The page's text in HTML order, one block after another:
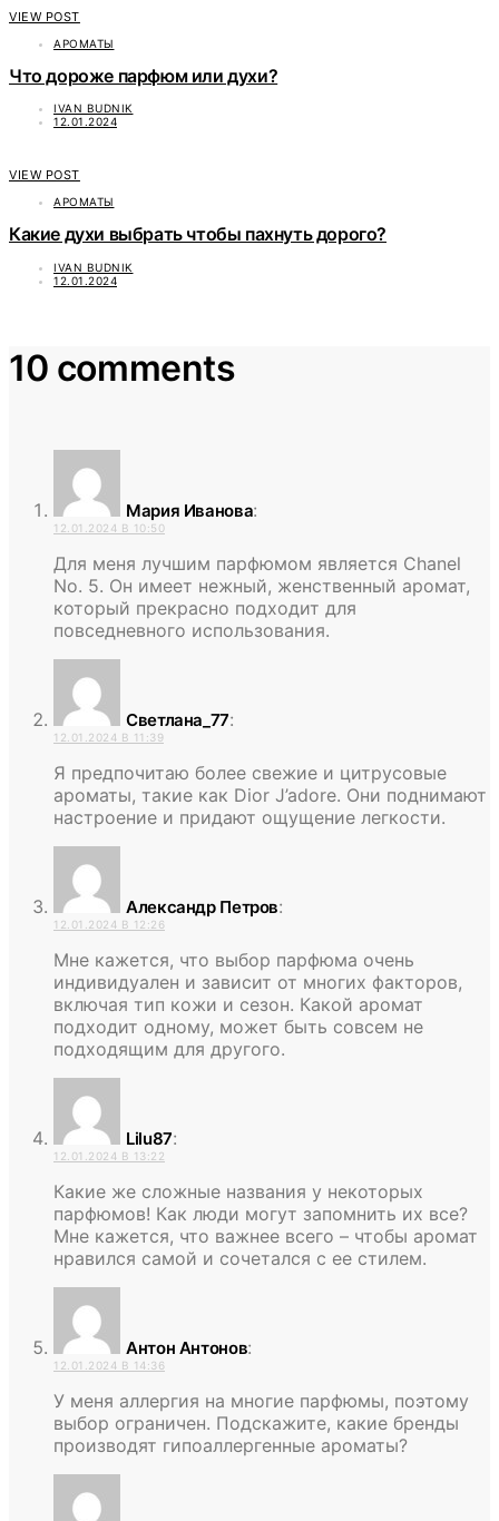
VIEW POST
АРОМАТЫ
Что дороже парфюм или духи?
IVAN BUDNIK
12.01.2024
VIEW POST
АРОМАТЫ
Какие духи выбрать чтобы пахнуть дорого?
IVAN BUDNIK
12.01.2024
10 comments
Мария Иванова:
12.01.2024 В 10:50
Для меня лучшим парфюмом является Chanel
No. 5. Он имеет нежный, женственный аромат,
который прекрасно подходит для
повседневного использования.
Светлана_77:
12.01.2024 В 11:39
Я предпочитаю более свежие и цитрусовые
ароматы, такие как Dior J’adore. Они поднимают
настроение и придают ощущение легкости.
Александр Петров:
12.01.2024 В 12:26
Мне кажется, что выбор парфюма очень
индивидуален и зависит от многих факторов,
включая тип кожи и сезон. Какой аромат
подходит одному, может быть совсем не
подходящим для другого.
Lilu87:
12.01.2024 В 13:22
Какие же сложные названия у некоторых
парфюмов! Как люди могут запомнить их все?
Мне кажется, что важнее всего – чтобы аромат
нравился самой и сочетался с ее стилем.
Антон Антонов:
12.01.2024 В 14:36
У меня аллергия на многие парфюмы, поэтому
выбор ограничен. Подскажите, какие бренды
производят гипоаллергенные ароматы?